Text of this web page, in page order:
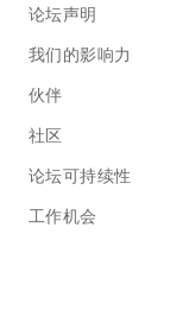
论坛声明
我们的影响力
伙伴
社区
论坛可持续性
工作机会